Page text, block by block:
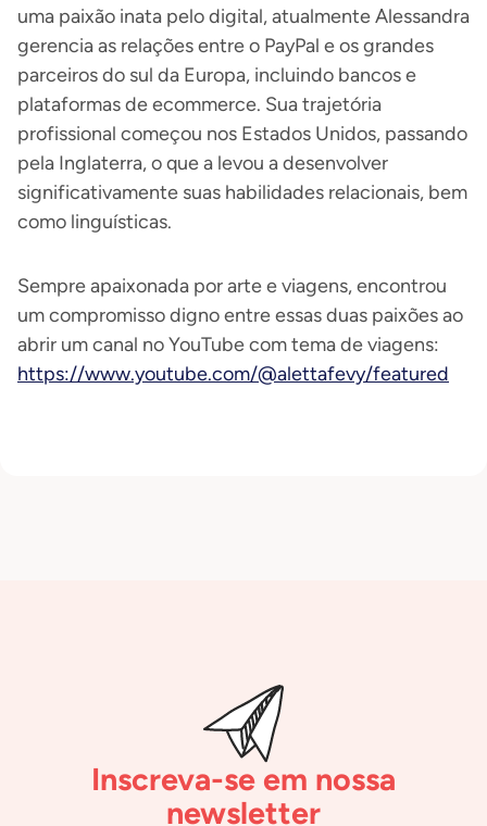
uma paixão inata pelo digital, atualmente Alessandra
gerencia as relações entre o PayPal e os grandes
parceiros do sul da Europa, incluindo bancos e
plataformas de ecommerce. Sua trajetória
profissional começou nos Estados Unidos, passando
pela Inglaterra, o que a levou a desenvolver
significativamente suas habilidades relacionais, bem
como linguísticas.
Sempre apaixonada por arte e viagens, encontrou
um compromisso digno entre essas duas paixões ao
abrir um canal no YouTube com tema de viagens:
https://www.youtube.com/@alettafevy/featured
Inscreva-se em nossa
newsletter